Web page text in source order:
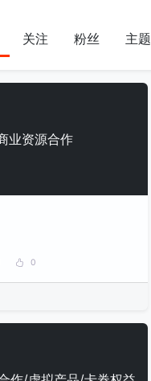
关注 粉丝 主题
业资源合作
0